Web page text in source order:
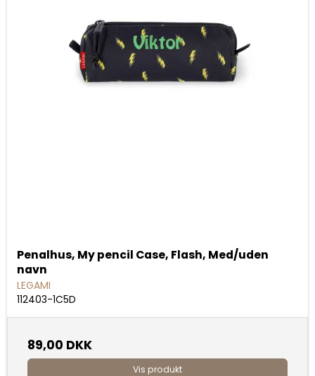
Penalhus, My pencil Case, Flash, Med/uden
navn
LEGAMI
112403-1C5D
89,00 DKK
Vis produkt